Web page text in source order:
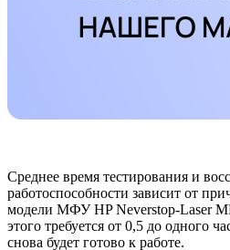
Среднее время тестирования и
работоспособности зависит от
модели МФУ HP Neverstop-Laser
этого требуется от 0,5 до одного
снова будет готово к работе.